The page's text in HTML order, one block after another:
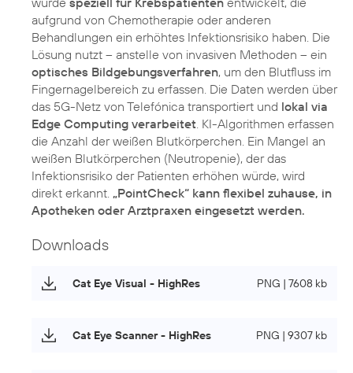
aufgrund von Chemotherapie oder anderen
Behandlungen ein erhöhtes Infektionsrisiko haben. Die
Lösung nutzt – anstelle von invasiven Methoden – ein
optisches Bildgebungsverfahren, um den Blutfluss im
Fingernagelbereich zu erfassen. Die Daten werden über
das 5G-Netz von Telefónica transportiert und lokal via
Edge Computing verarbeitet. KI-Algorithmen erfassen
die Anzahl der weißen Blutkörperchen. Ein Mangel an
weißen Blutkörperchen (Neutropenie), der das
Infektionsrisiko der Patienten erhöhen würde, wird
direkt erkannt. „PointCheck“ kann flexibel zuhause, in
Apotheken oder Arztpraxen eingesetzt werden.
Downloads
Cat Eye Visual - HighRes PNG | 7608 kb
Cat Eye Scanner - HighRes PNG | 9307 kb